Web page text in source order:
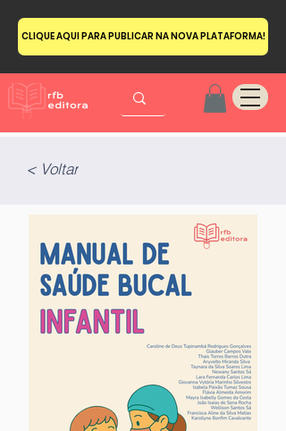
CLIQUE AQUI PARA PUBLICAR NA NOVA PLATAFORMA!
< Voltar